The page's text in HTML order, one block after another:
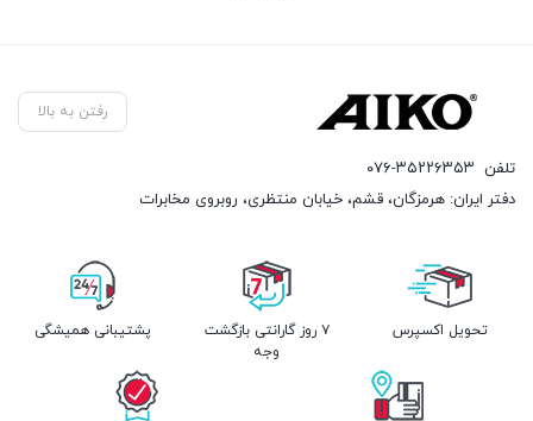
رفتن به بالا
تلفن ۰۷۶-۳۵۲۲۶۳۵۳
دفتر ایران: هرمزگان، قشم، خیابان منتظری، روبروی مخابرات
تحویل اکسپرس
۷ روز گارانتی بازگشت
وجه
پشتیبانی همیشگی